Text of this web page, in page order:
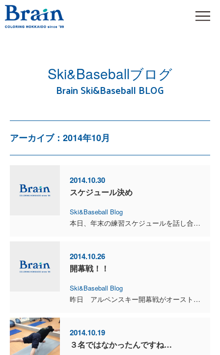
Ski&Baseballブログ
Brain Ski&Baseball BLOG
アーカイブ：2014年10月
2014.10.30
スケジュール決め
Ski&Baseball Blog
本日、年末の練習スケジュールを話し合いました。 いよいよ国内開幕戦まで二ヵ月をきりました。 メンバーの中には、シーズンインまでの期間、昼休み返上でファーストステップで追い込みトレーニングを...
2014.10.26
開幕戦！！
Ski&Baseball Blog
昨日 アルペンスキー開幕戦がオーストリアのセルデンという町で開催されました。 昨日は女子組のレースでした。女子の結果はファイナル(2本目)に進むことができなかったようですね。 日本チームの...
2014.10.19
３名ではなかったんですね…